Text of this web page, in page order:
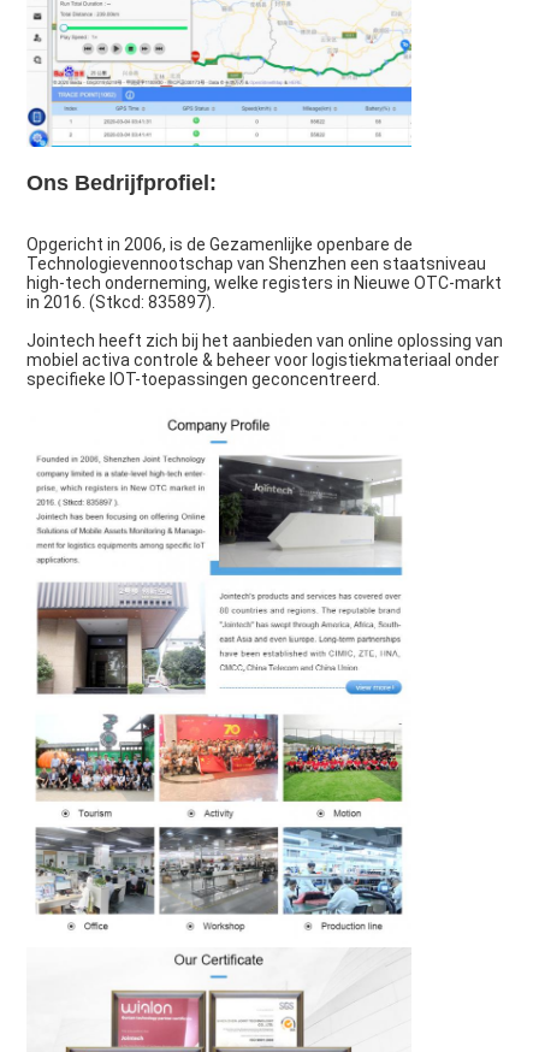
Ons Bedrijfprofiel:
Opgericht in 2006, is de Gezamenlijke openbare de
Technologievennootschap van Shenzhen een staatsniveau
high-tech onderneming, welke registers in Nieuwe OTC-markt
in 2016. (Stkcd: 835897).
Jointech heeft zich bij het aanbieden van online oplossing van
mobiel activa controle & beheer voor logistiekmateriaal onder
specifieke IOT-toepassingen geconcentreerd.